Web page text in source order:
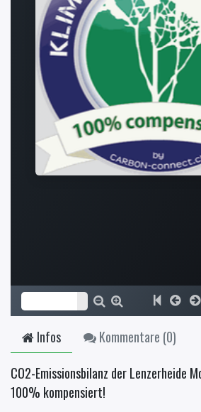
Infos Kommentare (0)
CO2-Emissionsbilanz der Lenzerheide
100% kompensiert!